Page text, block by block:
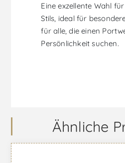
Eine exzellente Wahl
Stils, ideal für
für alle, die einen
Persönlichkeit suchen.
Ähnliche